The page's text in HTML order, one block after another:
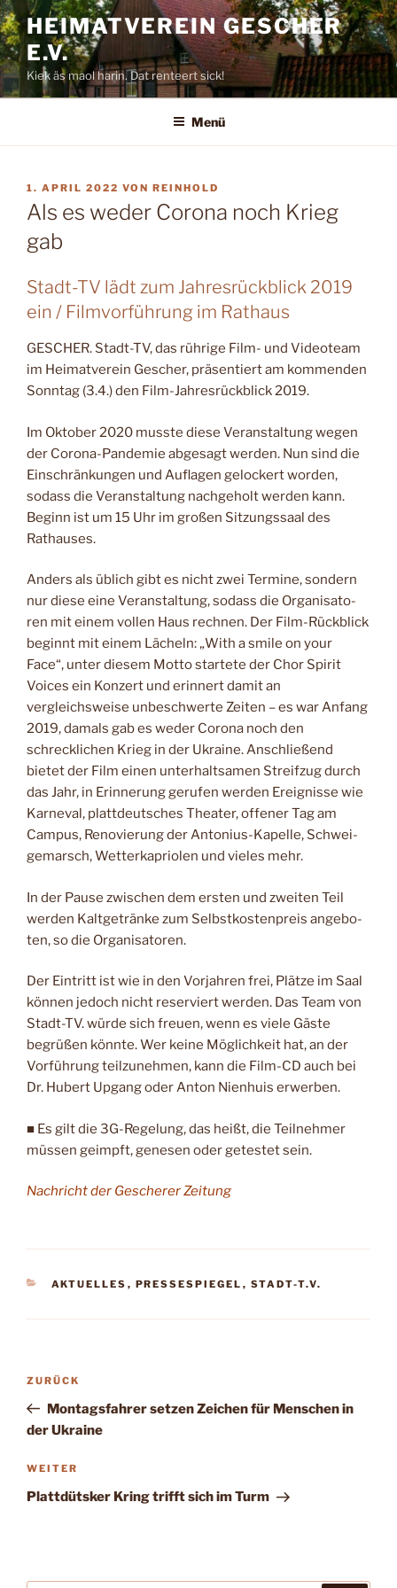
Zum
Inhalt
springen
HEIMATVEREIN GESCHER
E.V.
Kiek äs maol harin. Dat renteert sick!
Menü
VERÖFFENTLICHT
AM
1. APRIL 2022 VON REINHOLD
Als es weder Corona noch Krieg
gab
Stadt-TV lädt zum Jahresrückblick 2019
ein / Filmvorführung im Rathaus
GESCHER. Stadt-TV, das rühri­ge Film- und Videoteam
im Heimatverein Gescher, prä­sentiert am kommenden
Sonntag (3.4.) den Film-Jahresrückblick 2019.
Im Oktober 2020 musste diese Veranstaltung wegen
der Corona-Pandemie abge­sagt werden. Nun sind die
Einschränkungen und Auf­lagen gelockert worden,
sodass die Veranstaltung nach­geholt werden kann.
Beginn ist um 15 Uhr im großen Sit­zungssaal des
Rathauses.
Anders als üblich gibt es nicht zwei Termine, sondern
nur diese eine Veranstal­tung, sodass die Organisato­
ren mit einem vollen Haus rechnen. Der Film-Rück­blick
beginnt mit einem Lä­cheln: „With a smile on your
Face“, unter diesem Motto startete der Chor Spirit
Voices ein Konzert und erinnert damit an
vergleichsweise unbeschwerte Zeiten – es war Anfang
2019, damals gabes weder Corona noch den
schrecklichen Krieg in der Ukraine. Anschließend
bietet der Film einen unter­haltsamen Streifzug durch
das Jahr, in Erinnerung ge­rufen werden Ereignisse wie
Karneval, plattdeutsches Theater, offener Tag am
Campus, Renovierung der Antonius-Kapelle, Schwei­
gemarsch, Wetterkapriolen und vieles mehr.
In der Pause zwischen dem ersten und zweiten Teil
werden Kaltgetränke zum Selbstkostenpreis angebo­
ten, so die Organisatoren.
Der Eintritt ist wie in den Vorjahren frei, Plätze im Saal
können jedoch nicht re­serviert werden. Das Team von
Stadt-TV. würde sich freuen, wenn es viele Gäste
begrüßen könnte. Wer keine Möglichkeit hat, an der
Vor­führung teilzunehmen, kann die Film-CD auch bei
Dr. Hubert Upgang oder An­ton Nienhuis erwerben.
■ Es gilt die 3G-Regelung, das heißt, die Teilnehmer
müssen geimpft, genesen oder getestet sein.
Nachricht der Gescherer Zeitung
KATEGORIEN
AKTUELLES , PRESSESPIEGEL , STADT-T.V.
Beitragsnavigation
Vorheriger
Beitrag
ZURÜCK
Montagsfahrer setzen Zeichen für Menschen in
der Ukraine
Nächster
Beitrag
WEITER
Plattdütsker Kring trifft sich im Turm